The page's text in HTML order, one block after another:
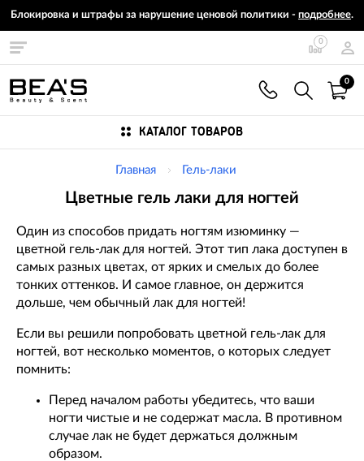
Блокировка и штрафы за нарушение ценовой политики - подробнее.
0
0
КАТАЛОГ ТОВАРОВ
Главная Гель-лаки
Цветные гель лаки для ногтей
Один из способов придать ногтям изюминку —
цветной гель-лак для ногтей. Этот тип лака доступен в
самых разных цветах, от ярких и смелых до более
тонких оттенков. И самое главное, он держится
дольше, чем обычный лак для ногтей!
Если вы решили попробовать цветной гель-лак для
ногтей, вот несколько моментов, о которых следует
помнить:
Перед началом работы убедитесь, что ваши
ногти чистые и не содержат масла. В противном
случае лак не будет держаться должным
образом.